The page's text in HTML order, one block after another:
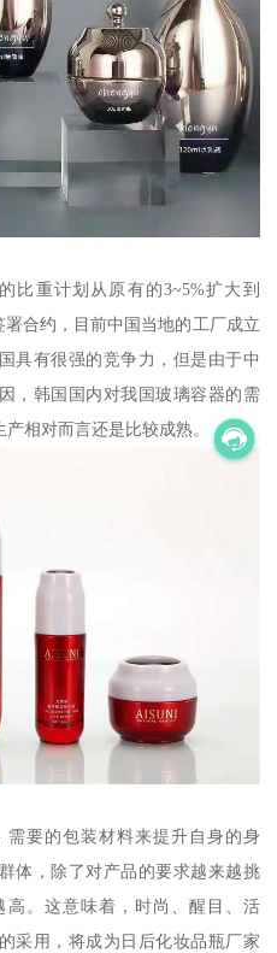
比重计划从原有的3~5%扩大到
合约，目前中国当地的工厂成立
具有很强的竞争力，但是由于中
，韩国国内对我国玻璃容器的需
相对而言还是比较成熟。
要的包装材料来提升自身的身
体，除了对产品的要求越来越挑
。这意味着，时尚、醒目、活
采用，将成为日后化妆品瓶厂家